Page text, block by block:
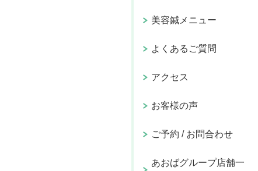
美容鍼メニュー
よくあるご質問
アクセス
お客様の声
ご予約 / お問合わせ
あおばグループ店舗一